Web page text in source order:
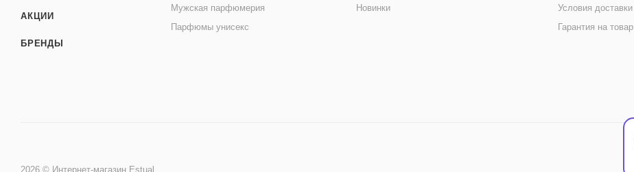
АКЦИИ
БРЕНДЫ
Мужская парфюмерия
Парфюмы унисекс
Новинки
Условия доставки
Гарантия на товар
2026 © Интернет-магазин Estual